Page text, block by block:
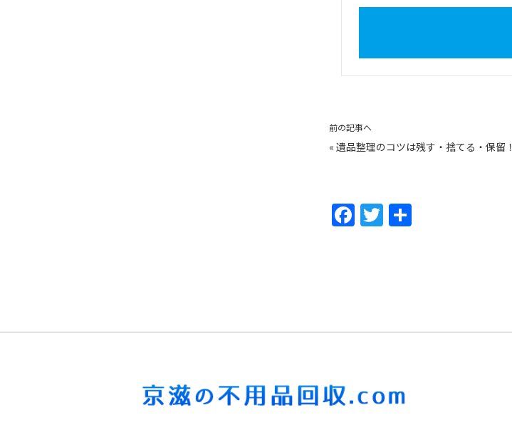
前の記事へ
« 遺品整理のコツは残す・捨てる・保留！
F
o
T